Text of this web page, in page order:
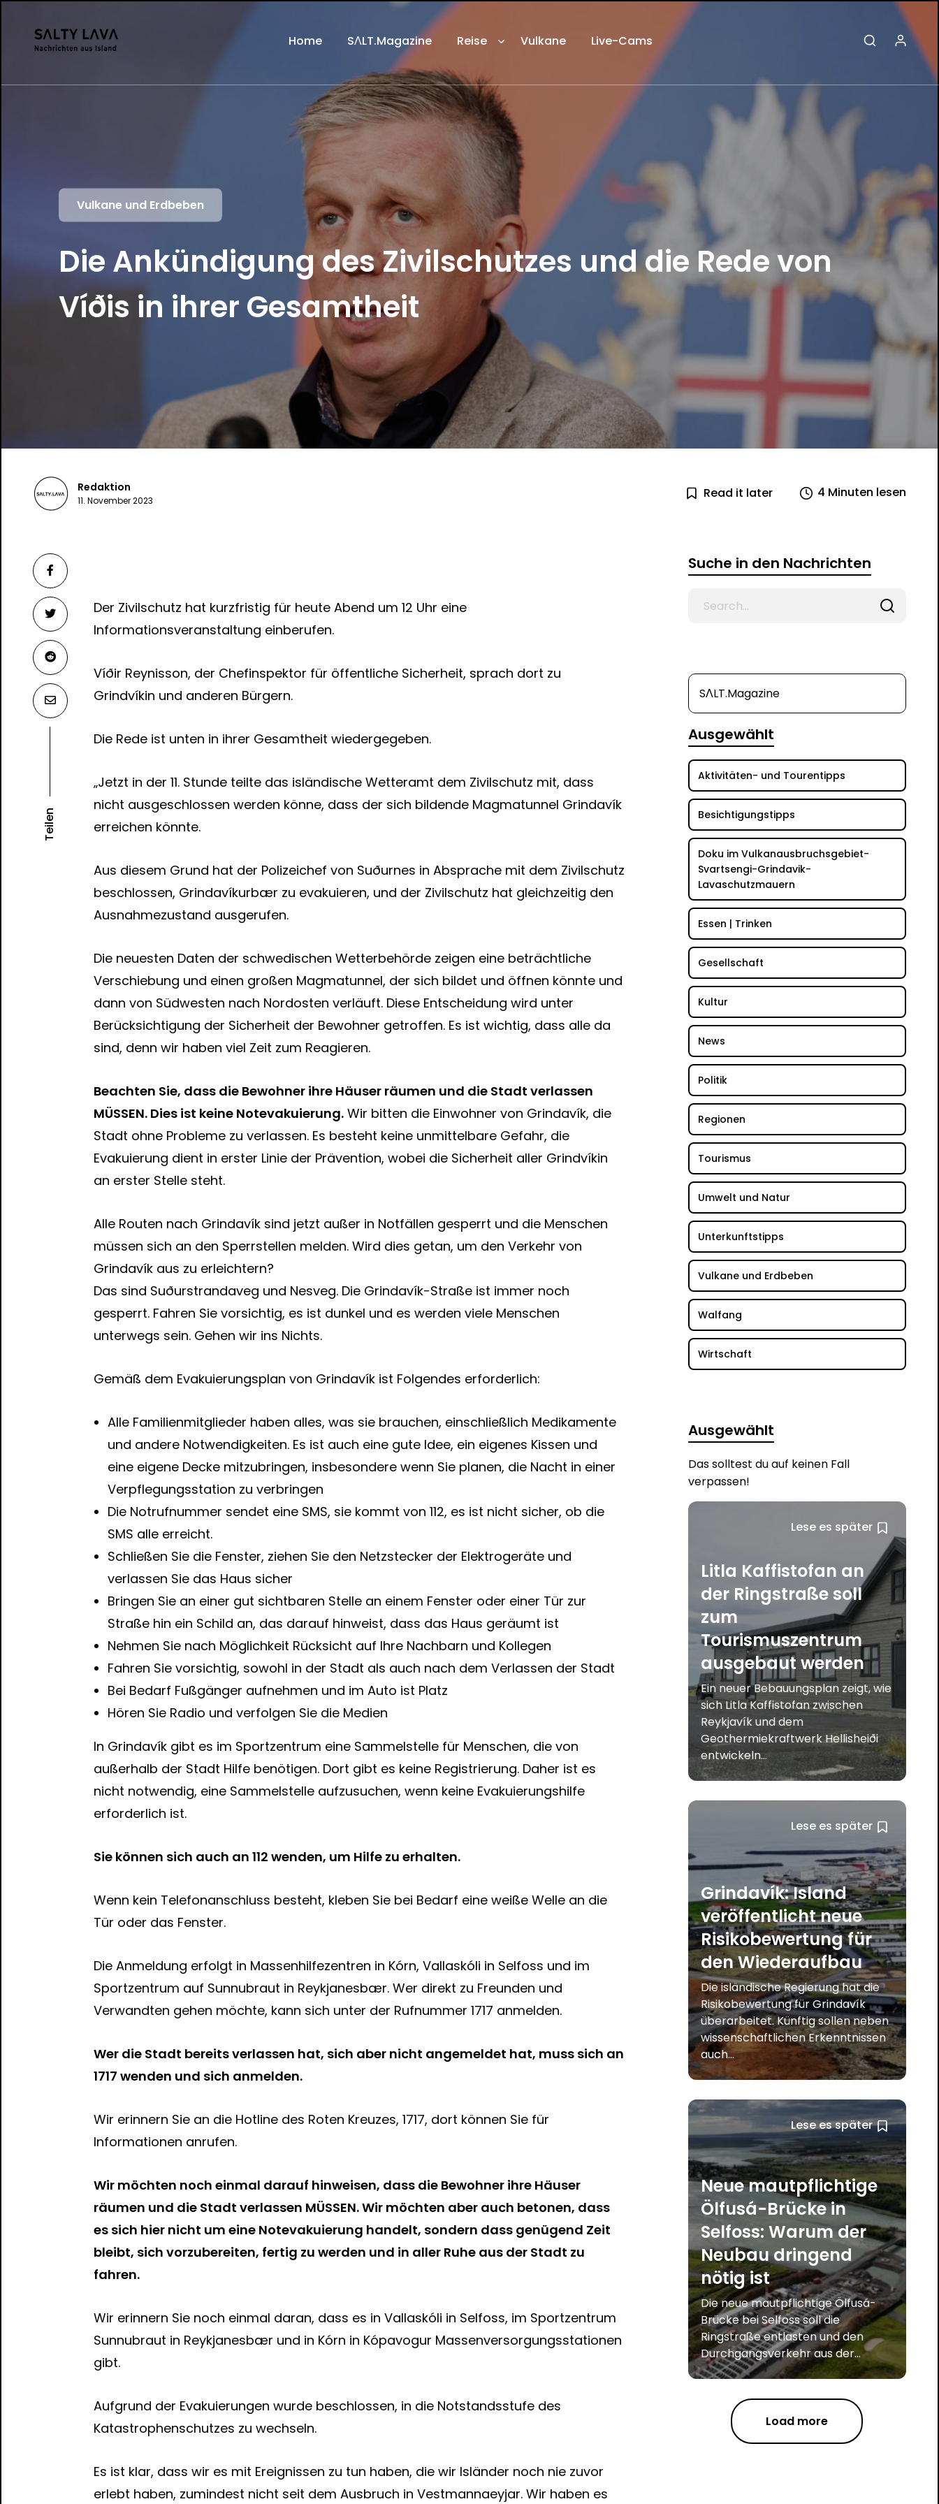
Home SΛLT.Magazine Reise Vulkane Live-Cams
Vulkane und Erdbeben
Die Ankündigung des Zivilschutzes und die Rede von
Víðis in ihrer Gesamtheit
Redaktion
11. November 2023 Read it later 4 Minuten lesen
Der Zivilschutz hat kurzfristig für heute Abend um 12 Uhr eine
Informationsveranstaltung einberufen.
Víðir Reynisson, der Chefinspektor für öffentliche Sicherheit, sprach dort zu
Grindvíkin und anderen Bürgern.
Die Rede ist unten in ihrer Gesamtheit wiedergegeben.
„Jetzt in der 11. Stunde teilte das isländische Wetteramt dem Zivilschutz mit, dass
nicht ausgeschlossen werden könne, dass der sich bildende Magmatunnel Grindavík
erreichen könnte.
Aus diesem Grund hat der Polizeichef von Suðurnes in Absprache mit dem Zivilschutz
beschlossen, Grindavíkurbær zu evakuieren, und der Zivilschutz hat gleichzeitig den
Ausnahmezustand ausgerufen.
Die neuesten Daten der schwedischen Wetterbehörde zeigen eine beträchtliche
Verschiebung und einen großen Magmatunnel, der sich bildet und öffnen könnte und
dann von Südwesten nach Nordosten verläuft. Diese Entscheidung wird unter
Berücksichtigung der Sicherheit der Bewohner getroffen. Es ist wichtig, dass alle da
sind, denn wir haben viel Zeit zum Reagieren.
Beachten Sie, dass die Bewohner ihre Häuser räumen und die Stadt verlassen
MÜSSEN. Dies ist keine Notevakuierung. Wir bitten die Einwohner von Grindavík, die
Stadt ohne Probleme zu verlassen. Es besteht keine unmittelbare Gefahr, die
Evakuierung dient in erster Linie der Prävention, wobei die Sicherheit aller Grindvíkin
an erster Stelle steht.
Alle Routen nach Grindavík sind jetzt außer in Notfällen gesperrt und die Menschen
müssen sich an den Sperrstellen melden. Wird dies getan, um den Verkehr von
Grindavík aus zu erleichtern?
Das sind Suðurstrandaveg und Nesveg. Die Grindavík-Straße ist immer noch
gesperrt. Fahren Sie vorsichtig, es ist dunkel und es werden viele Menschen
unterwegs sein. Gehen wir ins Nichts.
Gemäß dem Evakuierungsplan von Grindavík ist Folgendes erforderlich:
Alle Familienmitglieder haben alles, was sie brauchen, einschließlich Medikamente
und andere Notwendigkeiten. Es ist auch eine gute Idee, ein eigenes Kissen und
eine eigene Decke mitzubringen, insbesondere wenn Sie planen, die Nacht in einer
Verpflegungsstation zu verbringen
Die Notrufnummer sendet eine SMS, sie kommt von 112, es ist nicht sicher, ob die
SMS alle erreicht.
Schließen Sie die Fenster, ziehen Sie den Netzstecker der Elektrogeräte und
verlassen Sie das Haus sicher
Bringen Sie an einer gut sichtbaren Stelle an einem Fenster oder einer Tür zur
Straße hin ein Schild an, das darauf hinweist, dass das Haus geräumt ist
Nehmen Sie nach Möglichkeit Rücksicht auf Ihre Nachbarn und Kollegen
Fahren Sie vorsichtig, sowohl in der Stadt als auch nach dem Verlassen der Stadt
Bei Bedarf Fußgänger aufnehmen und im Auto ist Platz
Hören Sie Radio und verfolgen Sie die Medien
In Grindavík gibt es im Sportzentrum eine Sammelstelle für Menschen, die von
außerhalb der Stadt Hilfe benötigen. Dort gibt es keine Registrierung. Daher ist es
nicht notwendig, eine Sammelstelle aufzusuchen, wenn keine Evakuierungshilfe
erforderlich ist.
Sie können sich auch an 112 wenden, um Hilfe zu erhalten.
Wenn kein Telefonanschluss besteht, kleben Sie bei Bedarf eine weiße Welle an die
Tür oder das Fenster.
Die Anmeldung erfolgt in Massenhilfezentren in Kórn, Vallaskóli in Selfoss und im
Sportzentrum auf Sunnubraut in Reykjanesbær. Wer direkt zu Freunden und
Verwandten gehen möchte, kann sich unter der Rufnummer 1717 anmelden.
Wer die Stadt bereits verlassen hat, sich aber nicht angemeldet hat, muss sich an
1717 wenden und sich anmelden.
Wir erinnern Sie an die Hotline des Roten Kreuzes, 1717, dort können Sie für
Informationen anrufen.
Wir möchten noch einmal darauf hinweisen, dass die Bewohner ihre Häuser
räumen und die Stadt verlassen MÜSSEN. Wir möchten aber auch betonen, dass
es sich hier nicht um eine Notevakuierung handelt, sondern dass genügend Zeit
bleibt, sich vorzubereiten, fertig zu werden und in aller Ruhe aus der Stadt zu
fahren.
Wir erinnern Sie noch einmal daran, dass es in Vallaskóli in Selfoss, im Sportzentrum
Sunnubraut in Reykjanesbær und in Kórn in Kópavogur Massenversorgungsstationen
gibt.
Aufgrund der Evakuierungen wurde beschlossen, in die Notstandsstufe des
Katastrophenschutzes zu wechseln.
Es ist klar, dass wir es mit Ereignissen zu tun haben, die wir Isländer noch nie zuvor
erlebt haben, zumindest nicht seit dem Ausbruch in Vestmannaeyjar. Wir haben es
Teilen
Suche in den Nachrichten
SΛLT.Magazine
Ausgewählt
Aktivitäten- und Tourentipps
Besichtigungstipps
Doku im Vulkanausbruchsgebiet-
Svartsengi-Grindavik-
Lavaschutzmauern
Essen | Trinken
Gesellschaft
Kultur
News
Politik
Regionen
Tourismus
Umwelt und Natur
Unterkunftstipps
Vulkane und Erdbeben
Walfang
Wirtschaft
Ausgewählt
Das solltest du auf keinen Fall
verpassen!
Lese es später
Litla Kaffistofan an
der Ringstraße soll
zum
Tourismuszentrum
ausgebaut werden
Ein neuer Bebauungsplan zeigt, wie
sich Litla Kaffistofan zwischen
Reykjavík und dem
Geothermiekraftwerk Hellisheiði
entwickeln...
Lese es später
Grindavík: Island
veröffentlicht neue
Risikobewertung für
den Wiederaufbau
Die isländische Regierung hat die
Risikobewertung für Grindavík
überarbeitet. Künftig sollen neben
wissenschaftlichen Erkenntnissen
auch...
Lese es später
Neue mautpflichtige
Ölfusá-Brücke in
Selfoss: Warum der
Neubau dringend
nötig ist
Die neue mautpflichtige Ölfusá-
Brücke bei Selfoss soll die
Ringstraße entlasten und den
Durchgangsverkehr aus der...
Load more